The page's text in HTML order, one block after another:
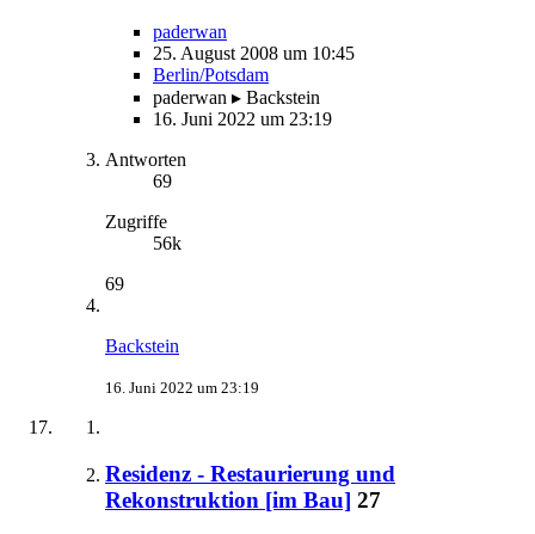
paderwan
25. August 2008 um 10:45
Berlin/Potsdam
paderwan ▸ Backstein
16. Juni 2022 um 23:19
Antworten
69
Zugriffe
56k
69
Backstein
16. Juni 2022 um 23:19
Residenz - Restaurierung und
Rekonstruktion [im Bau] 27